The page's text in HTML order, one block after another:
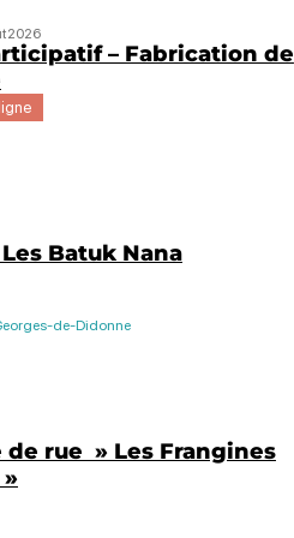
voyage ?
– Fabrication de
2026
voyage ?
Batuk Nana
de-Didonne
voyage ?
de rue » Les Frangines